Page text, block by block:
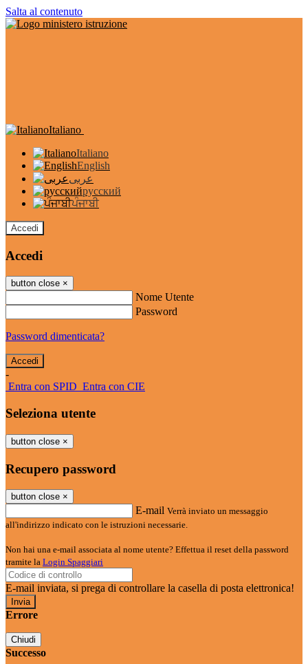
Salta al contenuto
Italiano
Italiano
English
عربى
русский
ਪੰਜਾਬੀ
Accedi
Accedi
button close ×
Nome Utente
Password
Password dimenticata?
-
Entra con SPID Entra con CIE
Seleziona utente
button close ×
Recupero password
button close ×
E-mail Verrà inviato un messaggio
all'indirizzo indicato con le istruzioni necessarie.
Non hai una e-mail associata al nome utente? Effettua il reset della password
tramite la Login Spaggiari
E-mail inviata, si prega di controllare la casella di posta elettronica!
Errore
Chiudi
Successo